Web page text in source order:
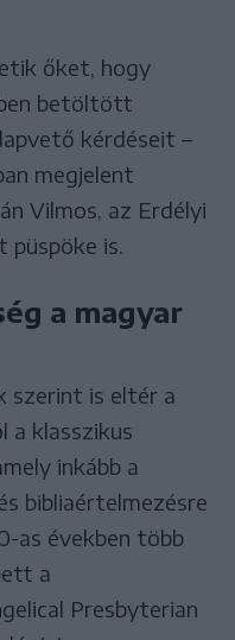
őket, hogy
betöltött
kérdéseit –
megjelent
Vilmos, az Erdélyi
püspöke is.
a magyar
szerint is eltér a
a klasszikus
inkább a
bibliaértelmezésre
as években több
a
Presbyterian